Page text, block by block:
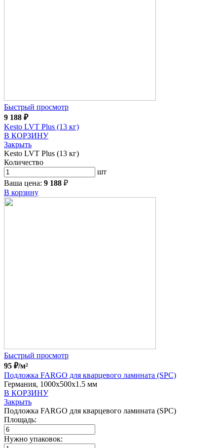
Быстрый просмотр
9 188 ₽
Kesto LVT Plus (13 кг)
В КОРЗИНУ
Закрыть
Kesto LVT Plus (13 кг)
Количество
шт
Ваша цена: 9 188 ₽
В корзину
Быстрый просмотр
95 ₽/м²
Подложка FARGO для кварцевого ламината (SPC)
Германия, 1000x500x1.5 мм
В КОРЗИНУ
Закрыть
Подложка FARGO для кварцевого ламината (SPC)
Площадь:
Нужно упаковок: